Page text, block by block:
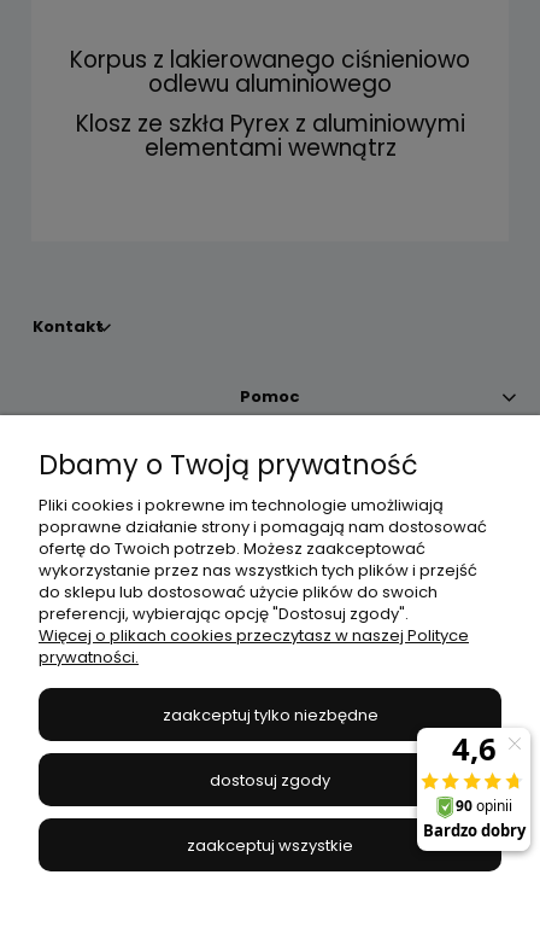
Korpus z lakierowanego ciśnieniowo
odlewu aluminiowego
Klosz ze szkła Pyrex z aluminiowymi
elementami wewnątrz
Kontakt
Pomoc
Moje konto
Płatności i dostawa
Informacje
JANEX
669-050-03-43
504 545 749//E-mail:sklep@janexmarket.pl
Dbamy o Twoją prywatność
Pliki cookies i pokrewne im technologie umożliwiają
poprawne działanie strony i pomagają nam dostosować
ofertę do Twoich potrzeb. Możesz zaakceptować
wykorzystanie przez nas wszystkich tych plików i przejść
do sklepu lub dostosować użycie plików do swoich
preferencji, wybierając opcję "Dostosuj zgody".
Więcej o plikach cookies przeczytasz w naszej Polityce
prywatności.
zaakceptuj tylko niezbędne
dostosuj zgody
zaakceptuj wszystkie